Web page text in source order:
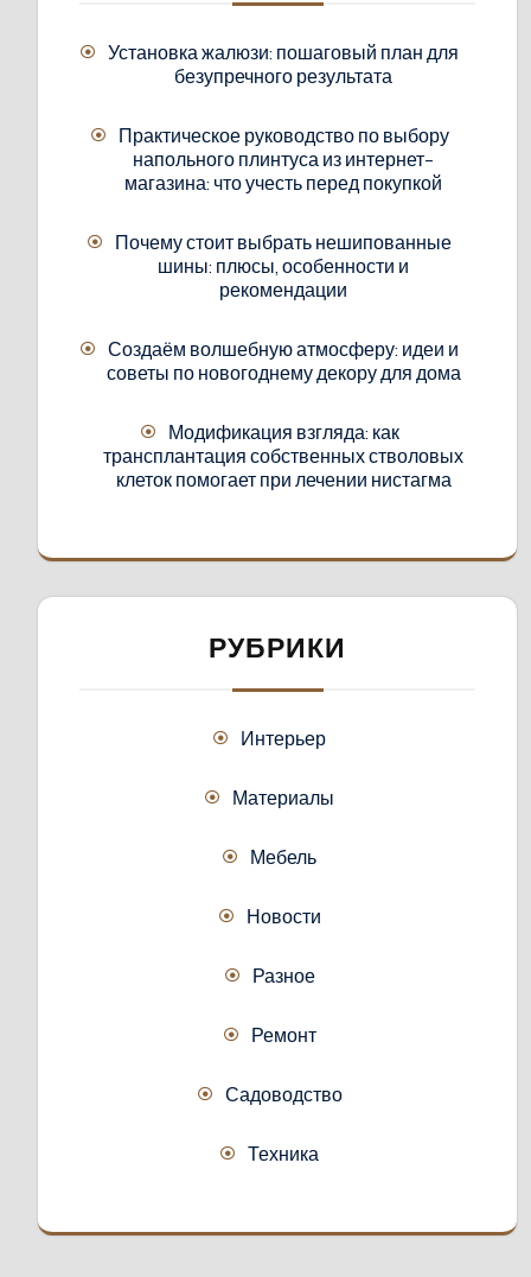
Установка жалюзи: пошаговый план для
безупречного результата
Практическое руководство по выбору
напольного плинтуса из интернет-
магазина: что учесть перед покупкой
Почему стоит выбрать нешипованные
шины: плюсы, особенности и
рекомендации
Создаём волшебную атмосферу: идеи и
советы по новогоднему декору для дома
Модификация взгляда: как
трансплантация собственных стволовых
клеток помогает при лечении нистагма
РУБРИКИ
Интерьер
Материалы
Мебель
Новости
Разное
Ремонт
Садоводство
Техника